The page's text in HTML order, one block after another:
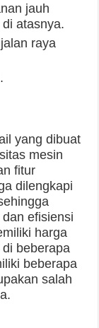
jauh
atasnya.
raya
yang dibuat
mesin
fitur
dilengkapi
efisiensi
harga
beberapa
beberapa
salah